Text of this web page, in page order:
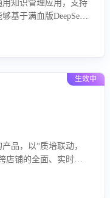
用知识管理应用，支持
基于满血版DeepSeek
产品，用户可以轻松
生效中
品，以“质培联动，
店铺的全面、实时、